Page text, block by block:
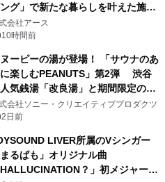
グ」で新たな暮らしを叶えた施工
を株式会社アースが公開
会社アース
10時間前
ーピーの湯が登場！ 「サウナのあ
に楽しむPEANUTS」第2弾 渋谷
気銭湯「改良湯」と期間限定のコ
レーション サウナイキタイコラ
ッズも発売決定！
会社ソニー・クリエイティブプロダクツ
2日前
LIVER所属のVシンガー
まるぱも」オリジナル曲
HALLUCINATION？」初メジャー配